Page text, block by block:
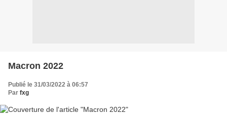
Macron 2022
Publié le 31/03/2022 à 06:57
Par fxg